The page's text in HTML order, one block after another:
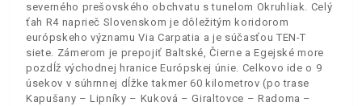
severného prešovského obchvatu s tunelom Okruhliak. Celý
ťah R4 naprieč Slovenskom je dôležitým koridorom
európskeho významu Via Carpatia a je súčasťou TEN-T
siete. Zámerom je prepojiť Baltské, Čierne a Egejské more
pozdĺž východnej hranice Európskej únie. Celkovo ide o 9
úsekov v súhrnnej dĺžke takmer 60 kilometrov (po trase
Kapušany – Lipníky – Kuková – Giraltovce – Radoma –